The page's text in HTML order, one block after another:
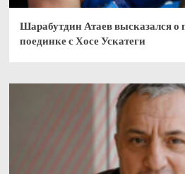
Шарабутдин Атаев высказался о
поединке с Хосе Ускатеги